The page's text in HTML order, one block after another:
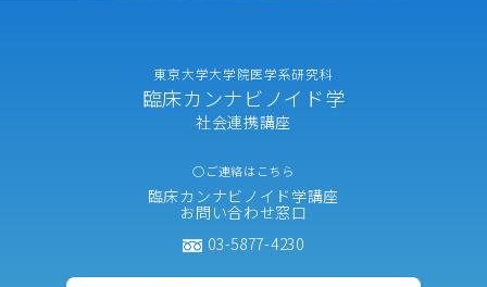
東京大学大学院医学系研究科
臨床カンナビノイド学
社会連携講座
○ご連絡はこちら
臨床カンナビノイド学講座
お問い合わせ窓口
03-5877-4230